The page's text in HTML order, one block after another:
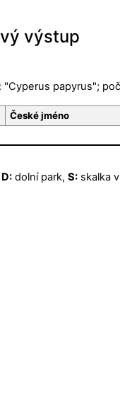
výstup
papyrus";
České jméno
D:dolní park, S:skalka